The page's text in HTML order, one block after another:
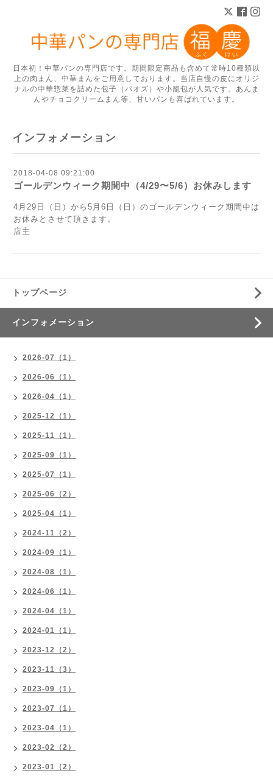
日本初！中華パンの専門店です。期間限定商品も含めて常時10種類以
上の肉まん、中華まんをご用意しております。当店自慢の皮にオリジ
ナルの中華惣菜を詰めた包子（パオズ）や小籠包が人気です。あんま
んやチョコクリームまん等、甘いパンも喜ばれています。
インフォメーション
2018-04-08 09:21:00
ゴールデンウィーク期間中（4/29〜5/6）お休みします
4月29日（日）から5月6日（日）のゴールデンウィーク期間中は
お休みとさせて頂きます。
店主
トップページ
インフォメーション
2026-07（1）
2026-06（1）
2026-04（1）
2025-12（1）
2025-11（1）
2025-09（1）
2025-07（1）
2025-06（2）
2025-04（1）
2024-11（2）
2024-09（1）
2024-08（1）
2024-06（1）
2024-04（1）
2024-01（1）
2023-12（2）
2023-11（3）
2023-09（1）
2023-07（1）
2023-04（1）
2023-02（2）
2023-01（2）